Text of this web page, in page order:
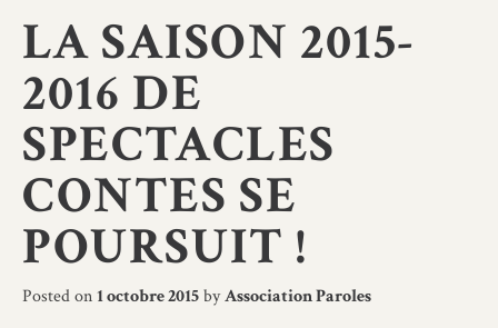
LA SAISON 2015-
2016 DE
SPECTACLES
CONTES SE
POURSUIT !
Posted on1 octobre 2015byAssociation Paroles